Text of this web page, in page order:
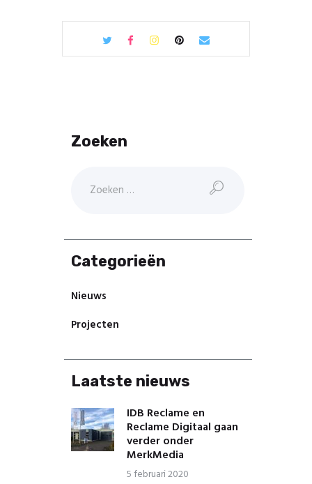
Zoeken
Categorieën
Nieuws
Projecten
Laatste nieuws
IDB Reclame en
Reclame Digitaal gaan
verder onder
MerkMedia
5 februari 2020